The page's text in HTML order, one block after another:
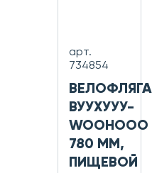
арт.
734854
ВЕЛОФЛЯГА
ВУУХУУУ-
WOOHOOO
780 ММ,
ПИЩЕВОЙ